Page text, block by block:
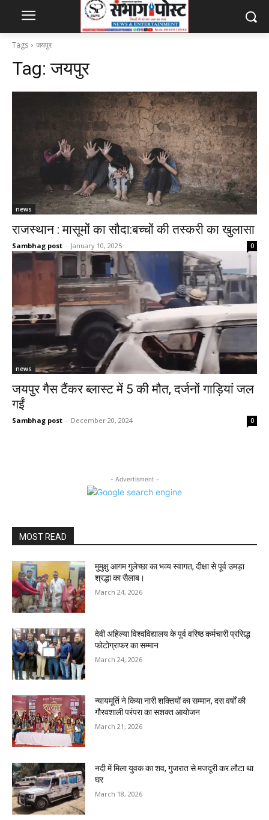
Tags जयपुर
Tag:जयपुर
news
राजस्थान : मासूमों का सौदा:बच्चों की तस्करी का खुलासा
Sambhag post - January 10, 2025 0
news
जयपुर गैस टैंकर ब्लास्ट में 5 की मौत, दर्जनों गाड़ियां जल
गईं
Sambhag post - December 20, 2024 0
- Advertisment -
MOST READ
मुमुक्षु आगम गुलेच्छा का भव्य स्वागत, दीक्षा से पूर्व उमड़ा
श्रद्धा का सैलाब।
March 24, 2026
देवी अहिल्या विश्वविद्यालय के पूर्व वरिष्ठ कर्मचारी प्रसिद्ध
फोटोग्राफर का सम्मान
March 24, 2026
न्यायमूर्ति ने किया नारी शक्तियों का सम्मान, दस वर्षों की
गौरवशाली परंपरा का सशक्त आयोजन
March 21, 2026
नदी में मिला युवक का शव, गुजरात से मजदूरी कर लौटा था
घर
March 18, 2026